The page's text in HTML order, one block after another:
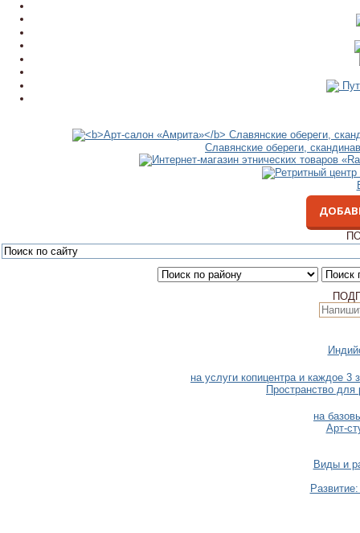
Славянские обереги,
на услуги копицентра и каждое 3
Пространство для
на
Арт-
Виды и